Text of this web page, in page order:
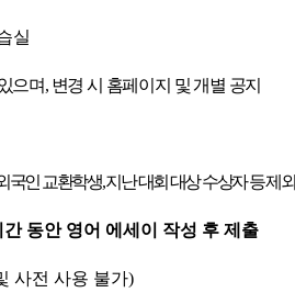
실
으며, 변경 시 홈페이지 및 개별 공지
국인 교환학생,지난 대회 대상 수상자 등 제외
간 동안 영어 에세이 작성 후 제출
사전 사용 불가)